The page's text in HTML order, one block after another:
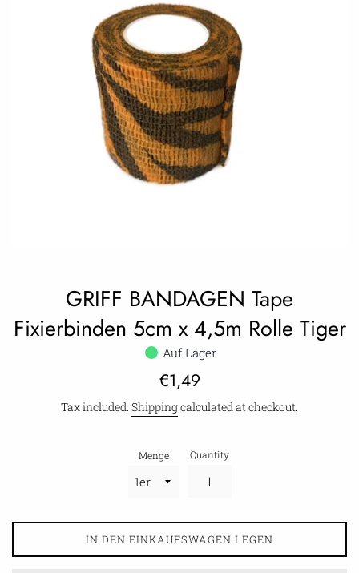
GRIFF BANDAGEN Tape
Fixierbinden 5cm x 4,5m Rolle Tiger
Auf Lager
Regular
€1,49
Tax included. Shippingcalculated at checkout.
Menge Quantity
IN DEN EINKAUFSWAGEN LEGEN